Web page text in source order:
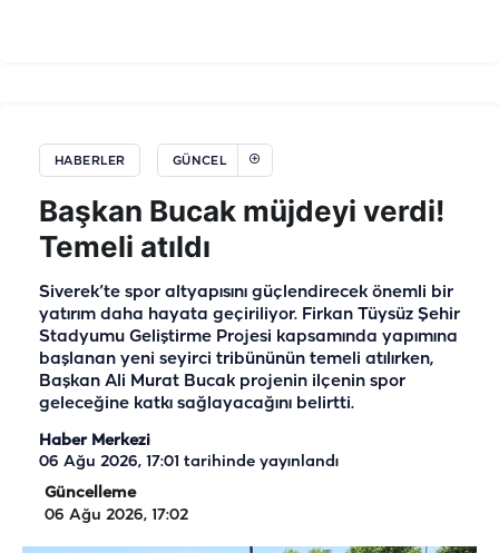
HABERLER GÜNCEL
Başkan Bucak müjdeyi verdi!
Temeli atıldı
Siverek’te spor altyapısını güçlendirecek önemli bir
yatırım daha hayata geçiriliyor. Firkan Tüysüz Şehir
Stadyumu Geliştirme Projesi kapsamında yapımına
başlanan yeni seyirci tribününün temeli atılırken,
Başkan Ali Murat Bucak projenin ilçenin spor
geleceğine katkı sağlayacağını belirtti.
Haber Merkezi
06 Ağu 2026, 17:01 tarihinde yayınlandı
Güncelleme
06 Ağu 2026, 17:02